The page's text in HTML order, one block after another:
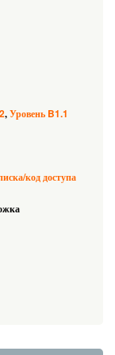
Уровень B1.1
код доступа